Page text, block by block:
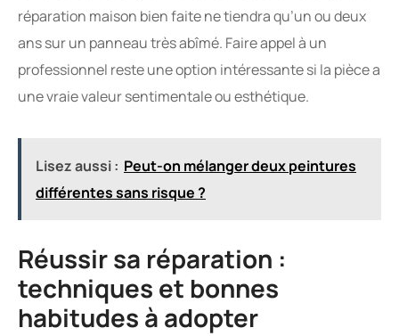
réparation maison bien faite ne tiendra qu’un ou deux
ans sur un panneau très abîmé. Faire appel à un
professionnel reste une option intéressante si la pièce a
une vraie valeur sentimentale ou esthétique.
Lisez aussi : Peut-on mélanger deux peintures
différentes sans risque ?
Réussir sa réparation :
techniques et bonnes
habitudes à adopter